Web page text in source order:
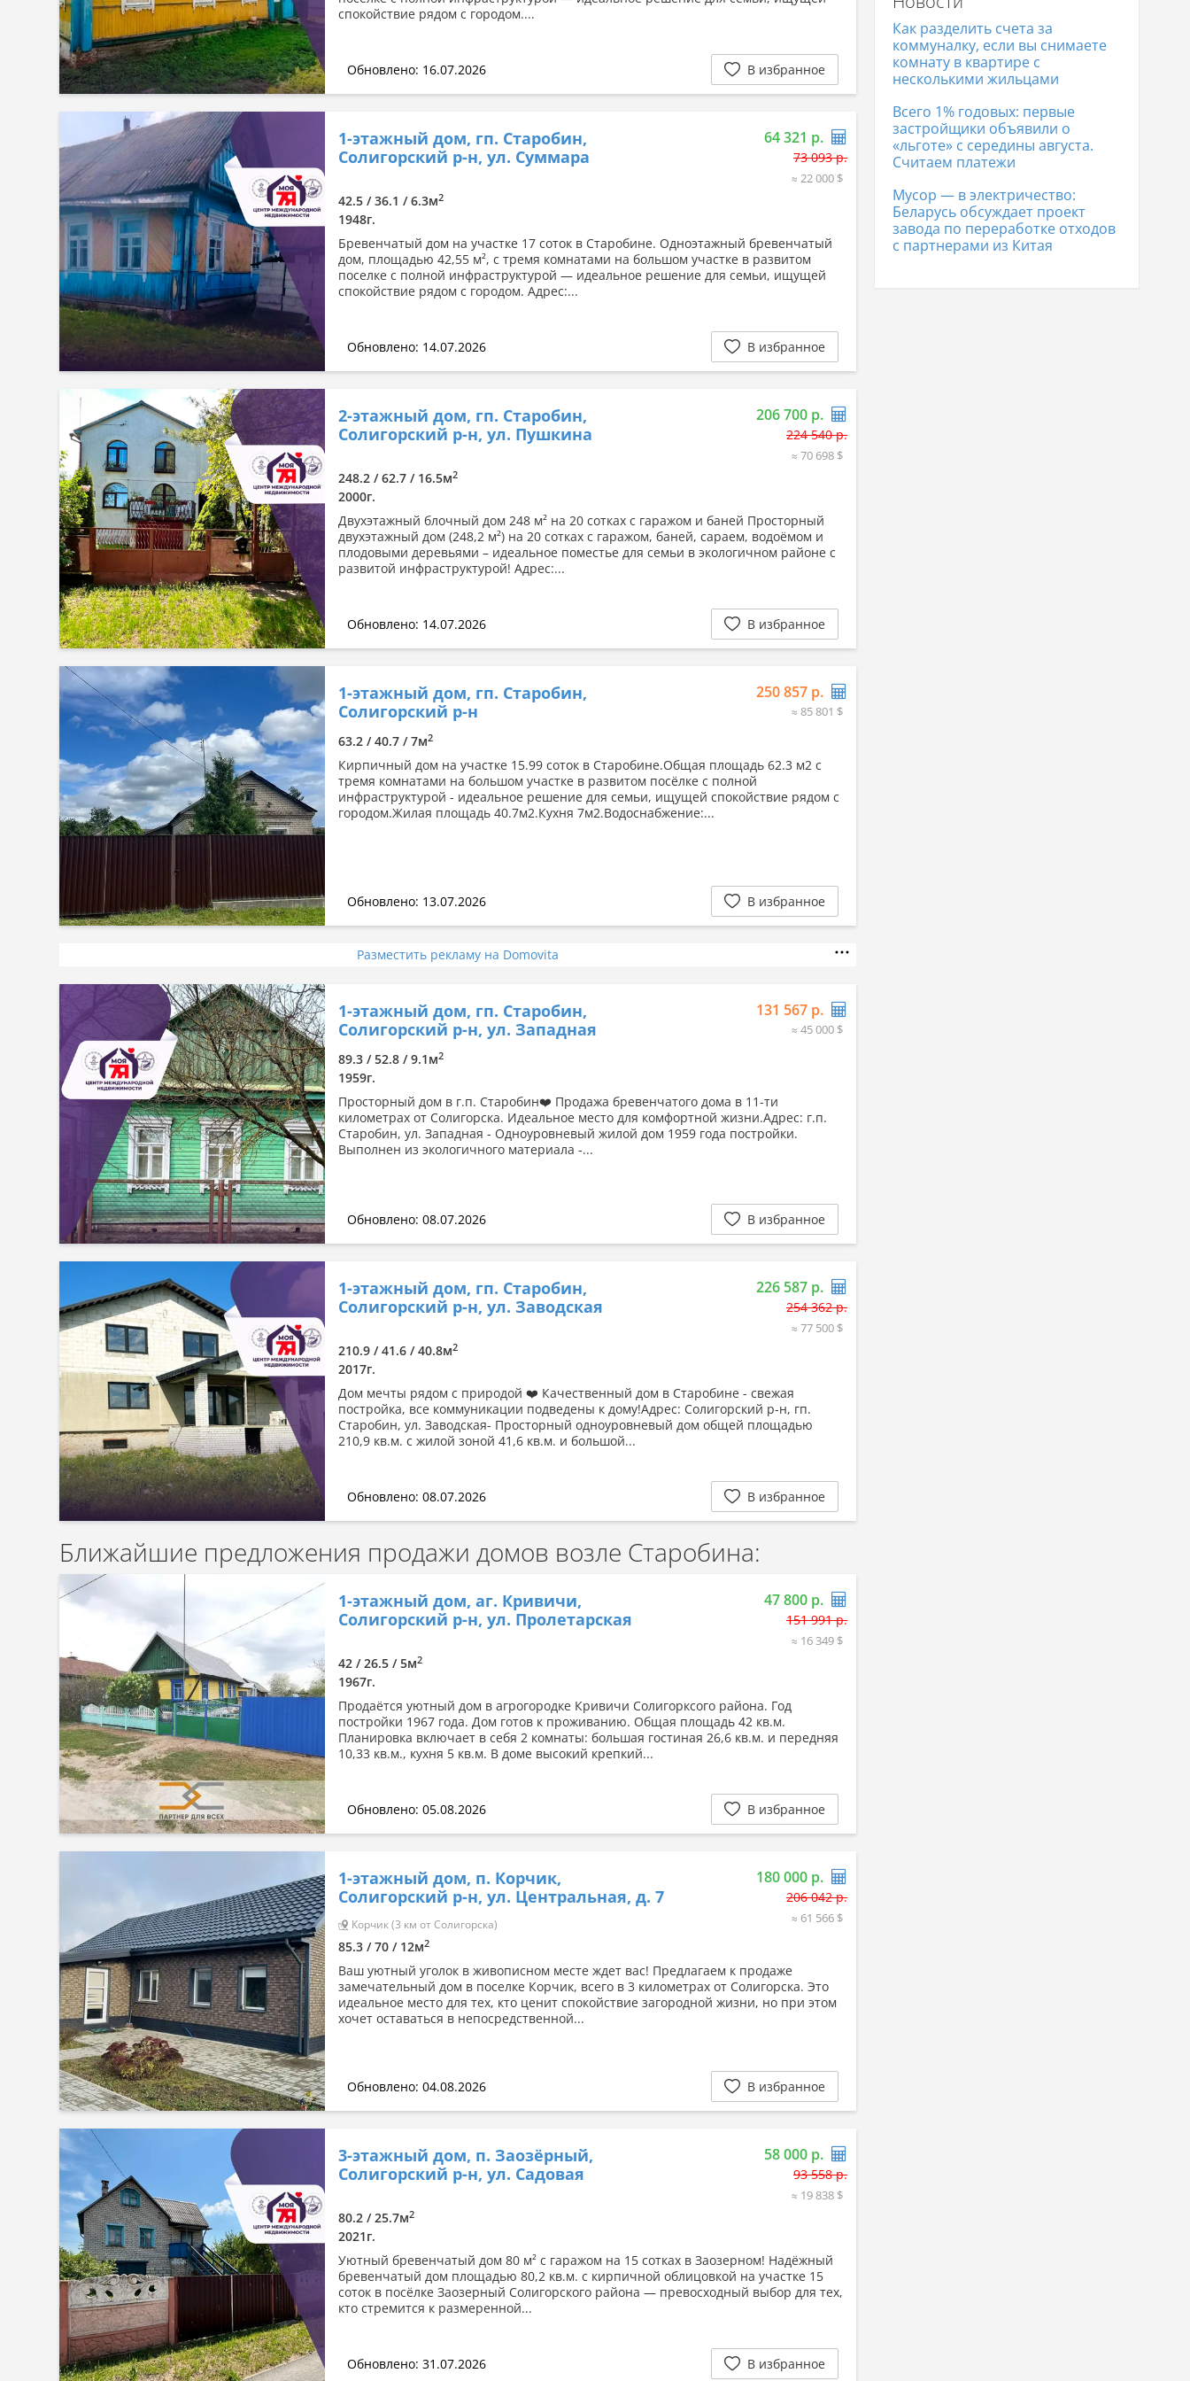
спокойствие рядом с городом....
Обновлено: 16.07.2026 В избранное
1-этажный дом, гп. Старобин,
Солигорский р-н, ул. Суммара
64 321 р.
73 093 р.
≈ 22 000 $
42.5 / 36.1 / 6.3м2
1948г.
Бревенчатый дом на участке 17 соток в Старобине. Одноэтажный бревенчатый
дом, площадью 42,55 м², с тремя комнатами на большом участке в развитом
поселке с полной инфраструктурой — идеальное решение для семьи, ищущей
спокойствие рядом с городом. Адрес:...
Обновлено: 14.07.2026 В избранное
2-этажный дом, гп. Старобин,
Солигорский р-н, ул. Пушкина
206 700 р.
224 540 р.
≈ 70 698 $
248.2 / 62.7 / 16.5м2
2000г.
Двухэтажный блочный дом 248 м² на 20 сотках с гаражом и баней Просторный
двухэтажный дом (248,2 м²) на 20 сотках с гаражом, баней, сараем, водоёмом и
плодовыми деревьями – идеальное поместье для семьи в экологичном районе с
развитой инфраструктурой! Адрес:...
Обновлено: 14.07.2026 В избранное
1-этажный дом, гп. Старобин,
Солигорский р-н
250 857 р.
≈ 85 801 $
63.2 / 40.7 / 7м2
Кирпичный дом на участке 15.99 соток в Старобине.Общая площадь 62.3 м2 с
тремя комнатами на большом участке в развитом посёлке с полной
инфраструктурой - идеальное решение для семьи, ищущей спокойствие рядом с
городом.Жилая площадь 40.7м2.Кухня 7м2.Водоснабжение:...
Обновлено: 13.07.2026 В избранное
Разместить рекламу на Domovita
1-этажный дом, гп. Старобин,
Солигорский р-н, ул. Западная
131 567 р.
≈ 45 000 $
89.3 / 52.8 / 9.1м2
1959г.
Просторный дом в г.п. Старобин❤️ Продажа бревенчатого дома в 11-ти
километрах от Солигорска. Идеальное место для комфортной жизни.Адрес: г.п.
Старобин, ул. Западная - Одноуровневый жилой дом 1959 года постройки.
Выполнен из экологичного материала -...
Обновлено: 08.07.2026 В избранное
1-этажный дом, гп. Старобин,
Солигорский р-н, ул. Заводская
226 587 р.
254 362 р.
≈ 77 500 $
210.9 / 41.6 / 40.8м2
2017г.
Дом мечты рядом с природой ❤️ Качественный дом в Старобине - свежая
постройка, все коммуникации подведены к дому!Адрес: Солигорский р-н, гп.
Старобин, ул. Заводская- Просторный одноуровневый дом общей площадью
210,9 кв.м. с жилой зоной 41,6 кв.м. и большой...
Обновлено: 08.07.2026 В избранное
Ближайшие предложения продажи домов возле Старобина:
1-этажный дом, аг. Кривичи,
Солигорский р-н, ул. Пролетарская
47 800 р.
151 991 р.
≈ 16 349 $
42 / 26.5 / 5м2
1967г.
Продаётся уютный дом в агрогородке Кривичи Солигорксого района. Год
постройки 1967 года. Дом готов к проживанию. Общая площадь 42 кв.м.
Планировка включает в себя 2 комнаты: большая гостиная 26,6 кв.м. и передняя
10,33 кв.м., кухня 5 кв.м. В доме высокий крепкий...
Обновлено: 05.08.2026 В избранное
1-этажный дом, п. Корчик,
Солигорский р-н, ул. Центральная, д. 7
Корчик (3 км от Солигорска)
180 000 р.
206 042 р.
≈ 61 566 $
85.3 / 70 / 12м2
Ваш уютный уголок в живописном месте ждет вас! Предлагаем к продаже
замечательный дом в поселке Корчик, всего в 3 километрах от Солигорска. Это
идеальное место для тех, кто ценит спокойствие загородной жизни, но при этом
хочет оставаться в непосредственной...
Обновлено: 04.08.2026 В избранное
3-этажный дом, п. Заозёрный,
Солигорский р-н, ул. Садовая
58 000 р.
93 558 р.
≈ 19 838 $
80.2 / 25.7м2
2021г.
Уютный бревенчатый дом 80 м² с гаражом на 15 сотках в Заозерном! Надёжный
бревенчатый дом площадью 80,2 кв.м. с кирпичной облицовкой на участке 15
соток в посёлке Заозерный Солигорского района — превосходный выбор для тех,
кто стремится к размеренной...
Обновлено: 31.07.2026 В избранное
Дома в Полоцке
Дома в Гродно
Дома в Лиде
Как разделить счета за
коммуналку, если вы снимаете
комнату в квартире с
несколькими жильцами
Всего 1% годовых: первые
застройщики объявили о
«льготе» с середины августа.
Считаем платежи
Мусор — в электричество:
Беларусь обсуждает проект
завода по переработке отходов
с партнерами из Китая